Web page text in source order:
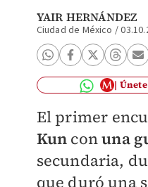
YAIR HERNÁNDEZ
Ciudad de México /
El primer
Kun conuna
secundaria,
que duró una